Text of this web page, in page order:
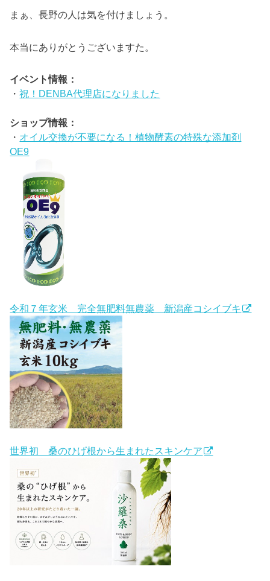
まぁ、長野の人は気を付けましょう。
本当にありがとうございますた。
イベント情報：
・祝！DENBA代理店になりました
ショップ情報：
・ オイル交換が不要になる！植物酵素の特殊な添加剤
OE9
令和７年玄米 完全無肥料無農薬 新潟産コシイブキ
世界初 桑のひげ根から生まれたスキンケア